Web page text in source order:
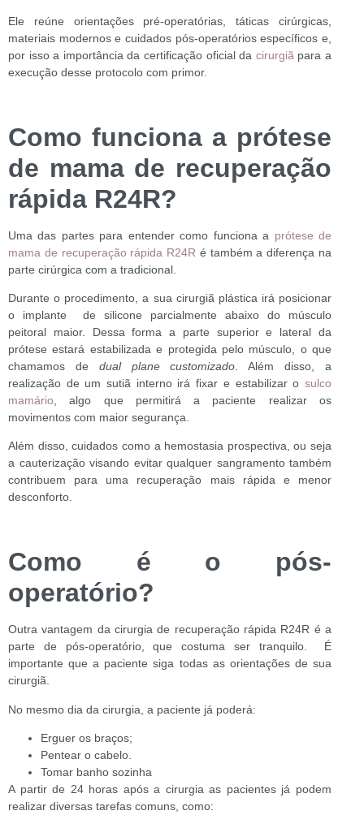
Ele reúne orientações pré-operatórias, táticas cirúrgicas,
materiais modernos e cuidados pós-operatórios específicos e,
por isso a importância da certificação oficial da cirurgiã para a
execução desse protocolo com primor.
Como funciona a prótese
de mama de recuperação
rápida R24R?
Uma das partes para entender como funciona a prótese de
mama de recuperação rápida R24R é também a diferença na
parte cirúrgica com a tradicional.
Durante o procedimento, a sua cirurgiã plástica irá posicionar
o implante de silicone parcialmente abaixo do músculo
peitoral maior. Dessa forma a parte superior e lateral da
prótese estará estabilizada e protegida pelo músculo, o que
chamamos de dual plane customizado . Além disso, a
realização de um sutiã interno irá fixar e estabilizar o sulco
mamário , algo que permitirá a paciente realizar os
movimentos com maior segurança.
Além disso, cuidados como a hemostasia prospectiva, ou seja
a cauterização visando evitar qualquer sangramento também
contribuem para uma recuperação mais rápida e menor
desconforto.
Como é o pós-
operatório?
Outra vantagem da cirurgia de recuperação rápida R24R é a
parte de pós-operatório, que costuma ser tranquilo. É
importante que a paciente siga todas as orientações de sua
cirurgiã.
No mesmo dia da cirurgia, a paciente já poderá:
Erguer os braços;
Pentear o cabelo.
Tomar banho sozinha
A partir de 24 horas após a cirurgia as pacientes já podem
realizar diversas tarefas comuns, como: